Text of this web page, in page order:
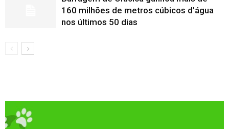
160 milhões de metros cúbicos d’água
nos últimos 50 dias